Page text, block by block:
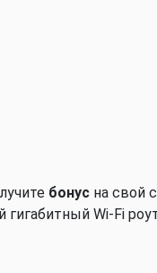
бонус на свой
Wi-Fi